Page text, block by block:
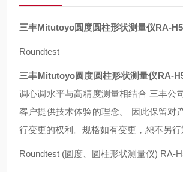
三丰Mitutoyo圆度圆柱形状测量仪RA-
Roundtest
三丰Mitutoyo圆度圆柱形状测量仪RA-
调心调水平与高精度测量相结合 三丰公
客户提供技术体验的理念。 因此保留对
行变更的权利。规格如有变更，恕不另行
Roundtest (圆度、圆柱形状测量仪) RA-